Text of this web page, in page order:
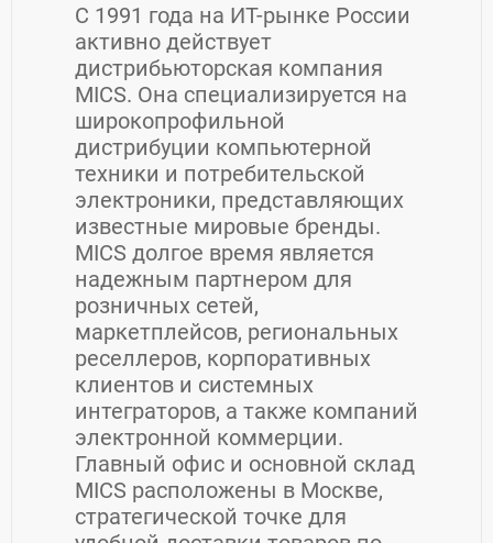
С 1991 года на ИТ-рынке России
активно действует
дистрибьюторская компания
MICS. Она специализируется на
широкопрофильной
дистрибуции компьютерной
техники и потребительской
электроники, представляющих
известные мировые бренды.
MICS долгое время является
надежным партнером для
розничных сетей,
маркетплейсов, региональных
реселлеров, корпоративных
клиентов и системных
интеграторов, а также компаний
электронной коммерции.
Главный офис и основной склад
MICS расположены в Москве,
стратегической точке для